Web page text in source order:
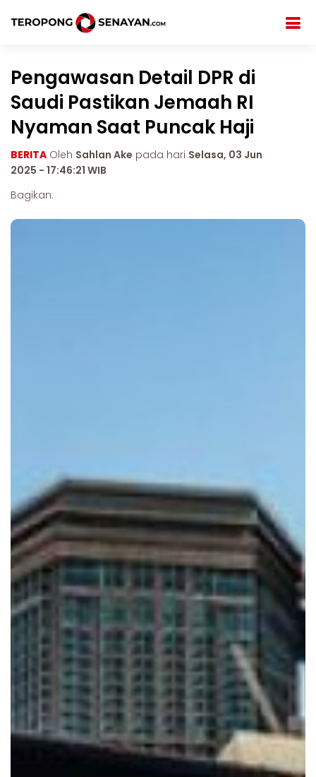
Pengawasan Detail DPR di
Saudi Pastikan Jemaah RI
Nyaman Saat Puncak Haji
BERITA Oleh Sahlan Ake pada hari Selasa, 03 Jun
2025 - 17:46:21 WIB
Bagikan: